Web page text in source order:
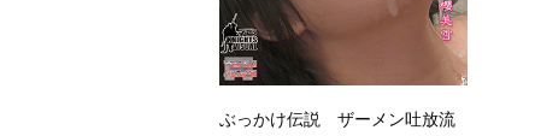
ぶっかけ伝説 ザーメン吐放流